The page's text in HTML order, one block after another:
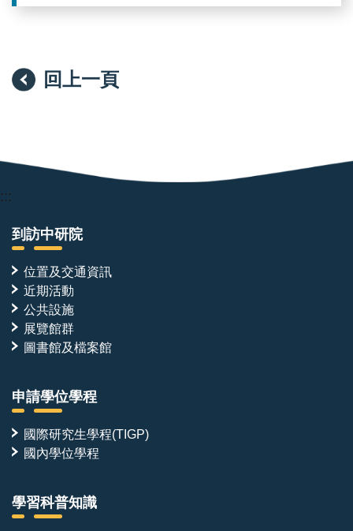
回上一頁
:::
到訪中研院
位置及交通資訊
近期活動
公共設施
展覽館群
圖書館及檔案館
申請學位學程
國際研究生學程(TIGP)
國內學位學程
學習科普知識